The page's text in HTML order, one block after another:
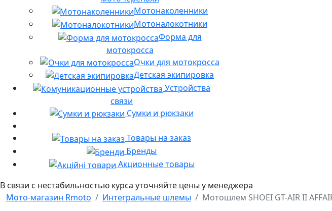
Мотонаколенники
Мотоналокотники
Форма для
мотокросса
Очки для мотокросса
Детская экипировка
Устройства
связи
Сумки и рюкзаки
Товары на заказ
Бренды
Акционные товары
В связи с нестабильностью курса уточняйте цены у менеджера
Мото-магазин Rmoto
Интегральные шлемы
Мотошлем SHOEI GT-AIR II